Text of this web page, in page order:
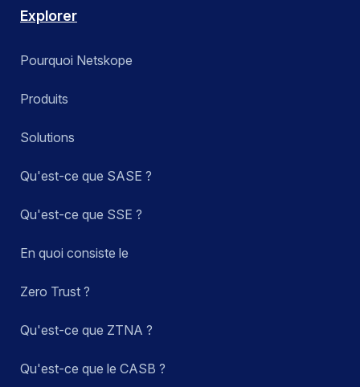
Explorer
Pourquoi Netskope
Produits
Solutions
Qu'est-ce que SASE ?
Qu'est-ce que SSE ?
En quoi consiste le
Zero Trust ?
Qu'est-ce que ZTNA ?
Qu'est-ce que le CASB ?